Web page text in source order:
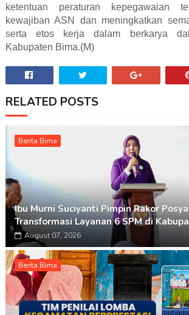
ketentuan peraturan kepegawaian
kewajiban ASN dan meningkatkan
serta etos kerja dalam berkarya
Kabupaten Bima.(M)
RELATED POSTS
Berita Bima
Ibu Murni Suciyanti Pimpin Rakor
Transformasi Layanan 6 SPM di
August 07, 2026
Berita Bima